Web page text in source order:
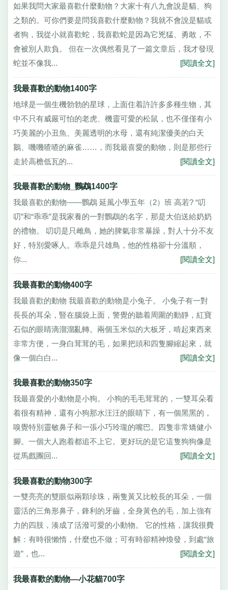
如果我問大家最喜歡什麼動物？大家十有八九會說是貓、狗
之類的。可你們要是問我喜歡什麼動物？我就不會說是貓或
者狗，我從小就喜歡蛇，我喜歡蛇是因為它兇猛、勇敢，不
會被別人欺負。 但在一次偶然看見了一篇文章后，我才發現
蛇並不像我...
[閱讀全文]
我最喜歡的動物1400字
地球是一個生機勃勃的星球，上面住着許許多多種生物，其
中不只有威嚴可怕的老虎、機靈可愛的松鼠，也不僅僅有小
巧美麗的小丑魚、美麗透明的水母，還有純潔優美的白天
鵝、嘰嘰喳喳的麻雀……，而我最喜愛的動物，則是那些行
走於高檐低瓦的...
[閱讀全文]
我最喜歡的動物_鸚鵡1400字
我最喜歡的動物——鸚鵡 延風小學五年（2）班 高若? “叨
叨”和“乖乖”是我家養的一對鸚鵡的名字，那是大伯送給奶奶
的禮物。 叨叨是只雌鳥，她的脾氣非常暴躁，對人十分不友
好，特別愛啄人。乖乖是只雄鳥，他的性格卻十分溫順，
你...
[閱讀全文]
我最喜歡的動物400字
我最喜歡的動物 我最喜歡的動物是小兔子。 小兔子有一對
長長的耳朵，豎在腦袋上面，警覺的聽着周圍的動靜，紅寶
石似的眼睛滴溜溜亂轉。兩個玉米似的大板牙，啃起東西來
非常方便，一身白茸茸的毛，如果把頭和四隻腳縮起來，就
像一個白白...
[閱讀全文]
我最喜歡的動物350字
我最喜愛的小動物是小狗。 小狗的毛毛茸茸的，一雙耳朵看
着很有精神，還有小狗那水汪汪的眼睛下，有一個黑黑的，
嗅覺特別靈敏鼻子和一張小巧玲瓏的嘴巴。四隻非常矯健小
腳。一個大人跑着都追不上它。更好玩的是它這隻狗狗像是
從馬戲團回...
[閱讀全文]
我最喜歡的動物300字
一雙亮亮的雙眼似兩顆珍珠，兩隻黃又比較長的耳朵，一個
靈活的三角形鼻子，鋒利的牙齒，全身黃色的毛，加上強有
力的四肢，湊成了活潑可愛的小動物。 它的性格，讓我很費
解：有時很懶惰，什麼也不做；可有時卻精神煥發，到處“旅
遊”，也...
[閱讀全文]
我最喜歡的動物—小花貓700字